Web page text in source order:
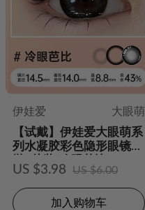
伊娃爱
大眼萌
【试戴】伊娃爱大眼萌系
列水凝胶彩色隐形眼镜日
抛2片装-冷眼芭比
US $3.98 US $6.00
加入购物车